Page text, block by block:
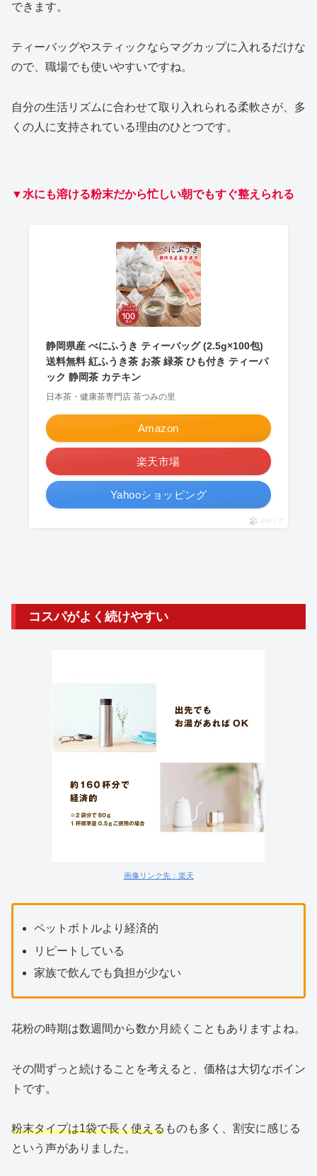
できます。
ティーバッグやスティックならマグカップに入れるだけな
ので、職場でも使いやすいですね。
自分の生活リズムに合わせて取り入れられる柔軟さが、多
くの人に支持されている理由のひとつです。
▼水にも溶ける粉末だから忙しい朝でもすぐ整えられる
静岡県産 べにふうき ティーバッグ (2.5g×100包)
送料無料 紅ふうき茶 お茶 緑茶 ひも付き ティーパ
ック 静岡茶 カテキン
日本茶・健康茶専門店 茶つみの里
Amazon
楽天市場
Yahooショッピング
ポチップ
コスパがよく続けやすい
画像リンク先：楽天
ペットボトルより経済的
リピートしている
家族で飲んでも負担が少ない
花粉の時期は数週間から数か月続くこともありますよね。
その間ずっと続けることを考えると、価格は大切なポイン
トです。
粉末タイプは1袋で長く使えるものも多く、割安に感じる
という声がありました。